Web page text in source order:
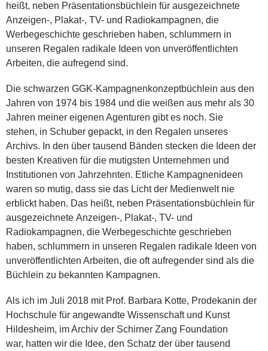
heißt, neben Präsentationsbüchlein für ausgezeichnete
Anzeigen-, Plakat-, TV- und Radiokampagnen, die
Werbegeschichte geschrieben haben, schlummern in
unseren Regalen radikale Ideen von unveröffentlichten
Arbeiten, die aufregend sind.
Die schwarzen GGK-Kampagnenkonzeptbüchlein aus den
Jahren von 1974 bis 1984 und die weißen aus mehr als 30
Jahren meiner eigenen Agenturen gibt es noch. Sie
stehen, in Schuber gepackt, in den Regalen unseres
Archivs. In den über tausend Bänden stecken die Ideen der
besten Kreativen für die mutigsten Unternehmen und
Institutionen von Jahrzehnten. Etliche Kampagnenideen
waren so mutig, dass sie das Licht der Medienwelt nie
erblickt haben. Das heißt, neben Präsentationsbüchlein für
ausgezeichnete Anzeigen-, Plakat-, TV- und
Radiokampagnen, die Werbegeschichte geschrieben
haben, schlummern in unseren Regalen radikale Ideen von
unveröffentlichten Arbeiten, die oft aufregender sind als die
Büchlein zu bekannten Kampagnen.
Als ich im Juli 2018 mit Prof. Barbara Kotte, Prodekanin der
Hochschule für angewandte Wissenschaft und Kunst
Hildesheim, im Archiv der Schirner Zang Foundation
war, hatten wir die Idee, den Schatz der über tausend